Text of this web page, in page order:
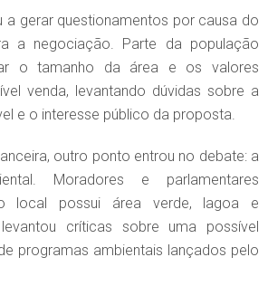
a gerar questionamentos por causa do
a negociação. Parte da população
o tamanho da área e os valores
venda, levantando dúvidas sobre a
e o interesse público da proposta.
outro ponto entrou no debate: a
Moradores e parlamentares
local possui área verde, lagoa e
críticas sobre uma possível
programas ambientais lançados pelo